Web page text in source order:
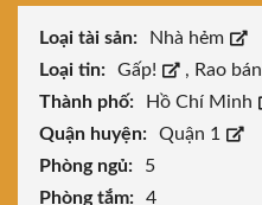
Loại tài sản:
Nhà hẻm
Loại tin:
Gấp! , Rao bán
Thành phố:
Hồ Chí Minh
Quận huyện:
Quận 1
Phòng ngủ:
5
Phòng tắm:
4